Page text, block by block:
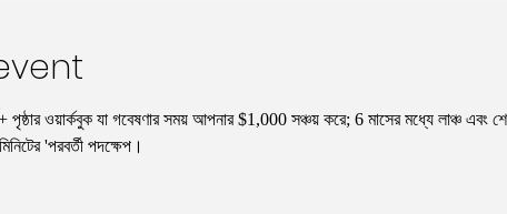
পৃষ্ঠার ওয়ার্কবুক যা গবেষণার সময় আপনার $1,000 সঞ্চয় করে; 6 মাসের মধ্যে লাঞ্চ এবং
'পরবর্তী পদক্ষেপ।